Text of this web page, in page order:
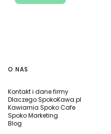
Linki w stopce
O NAS
Kontakt i dane firmy
Dlaczego SpokoKawa.pl
Kawiarnia Spoko Cafe
Spoko Marketing
Blog